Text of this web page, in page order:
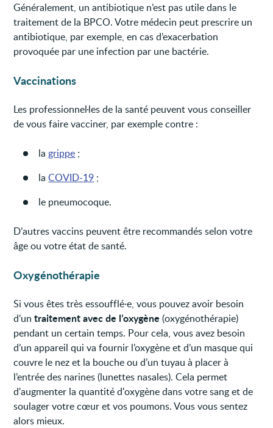
Généralement, un antibiotique n’est pas utile dans le
traitement de la BPCO. Votre médecin peut prescrire un
antibiotique, par exemple, en cas d’exacerbation
provoquée par une infection par une bactérie.
Vaccinations
Les professionnel·les de la santé peuvent vous conseiller
de vous faire vacciner, par exemple contre :
la grippe ;
laCOVID-19 ;
le pneumocoque.
D’autres vaccins peuvent être recommandés selon votre
âge ou votre état de santé.
Oxygénothérapie
Si vous êtes très essoufflé·e, vous pouvez avoir besoin
d’untraitement avec de l’oxygène (oxygénothérapie)
pendant un certain temps. Pour cela, vous avez besoin
d’un appareil qui va fournir l’oxygène et d’un masque qui
couvre le nez et la bouche ou d’un tuyau à placer à
l’entrée des narines (lunettes nasales). Cela permet
d'augmenter la quantité d'oxygène dans votre sang et de
soulager votre cœur et vos poumons. Vous vous sentez
alors mieux.